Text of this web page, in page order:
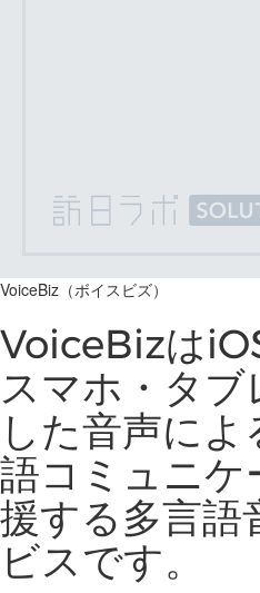
VoiceBiz（ボイスビズ）
VoiceBizは
スマホ・タ
した音声に
語コミュニケ
援する多言語
ビスです。